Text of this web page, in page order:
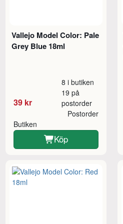
Vallejo Model Color: Pale
Grey Blue 18ml
39 kr
8 i butiken
19 på
postorder
Butiken
Postorder
Köp